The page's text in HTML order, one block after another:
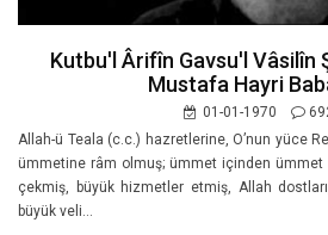
Kutbu'l Ârifîn Gavsu'l Vâsilîn
Mustafa Hayri
01-01-1970
Allah-ü Teala (c.c.) hazretlerine, O’nun yüce
ümmetine râm olmuş; ümmet içinden
çekmiş, büyük hizmetler etmiş, Allah
büyük veli...